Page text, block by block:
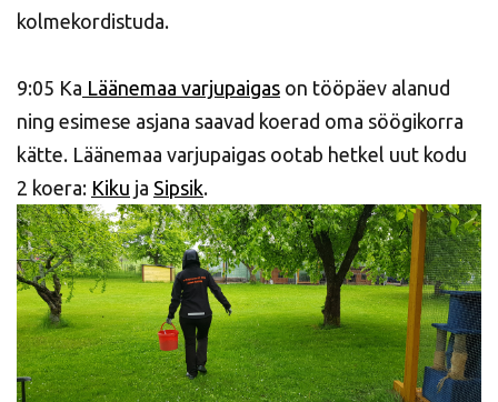
kolmekordistuda.
9:05 Ka Läänemaa varjupaigas on tööpäev alanud
ning esimese asjana saavad koerad oma söögikorra
kätte. Läänemaa varjupaigas ootab hetkel uut kodu
2 koera: Kiku ja Sipsik.